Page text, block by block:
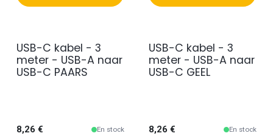
USB-C kabel - 3
meter - USB-A naar
USB-C PAARS
8,26 € En stock
USB-C kabel - 3
meter - USB-A naar
USB-C GEEL
8,26 € En stock